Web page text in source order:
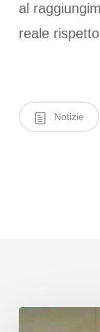
al
reale
Notizie